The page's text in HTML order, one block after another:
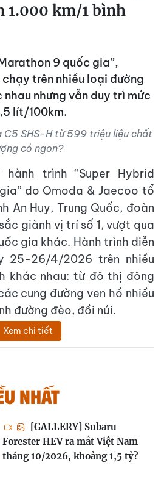
1.000 km/1 bình
9 quốc gia”,
trên nhiều loại đường
nhưng vẫn duy trì mức
lít/100km.
C5 SHS-H từ 599 triệu liệu chất
có ngon?
hành trình “Super Hybrid
do Omoda & Jaecoo tổ
An Huy, Trung Quốc, đoàn
giành vị trí số 1, vượt qua
gia khác. Hành trình diễn
25-26/4/2026 trên nhiều
khác nhau: từ đô thị đông
cung đường ven hồ nhiều
đường đèo, đồi núi.
Xem chi tiết
nhất
[GALLERY] Subaru
Forester HEV ra mắt Việt Nam
tháng 10/2026, khoảng 1,5 tỷ?